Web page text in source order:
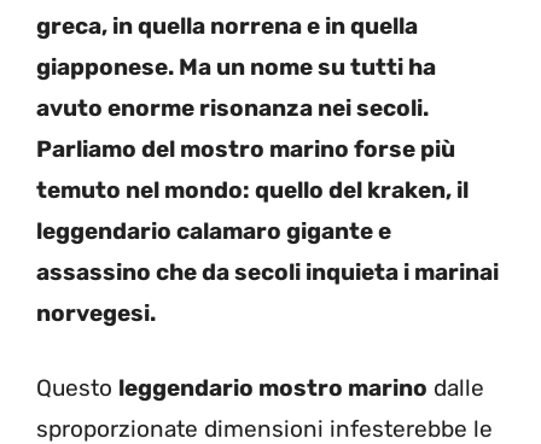
greca, in quella norrena e in quella
giapponese. Ma un nome su tutti ha
avuto enorme risonanza nei secoli.
Parliamo del mostro marino forse più
temuto nel mondo: quello del kraken, il
leggendario calamaro gigante e
assassino che da secoli inquieta i marinai
norvegesi.
Questo leggendario mostro marino dalle
sproporzionate dimensioni infesterebbe le